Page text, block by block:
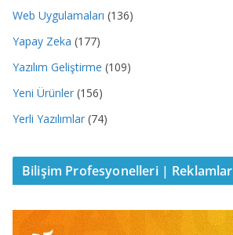
Web Uygulamaları (136)
Yapay Zeka (177)
Yazılım Geliştirme (109)
Yeni Ürünler (156)
Yerli Yazılımlar (74)
Bilişim Profesyonelleri | Reklamlar